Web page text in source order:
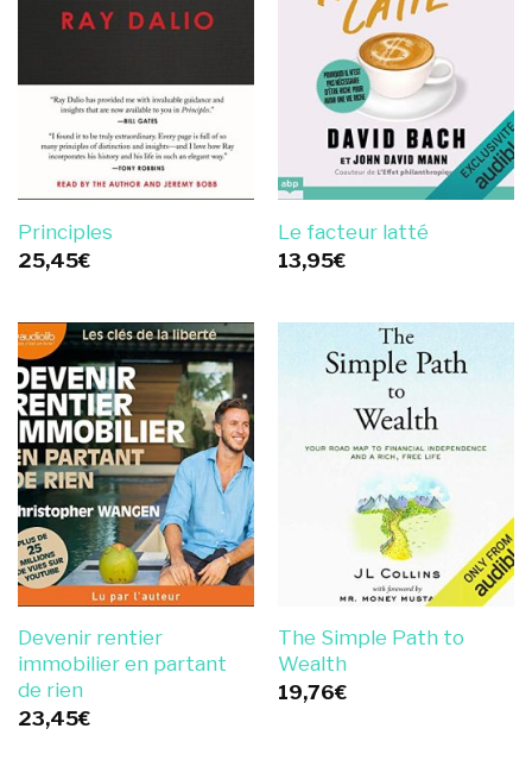
Principles
25,45€
Le facteur latté
13,95€
Devenir rentier
immobilier en partant
de rien
23,45€
The Simple Path to
Wealth
19,76€